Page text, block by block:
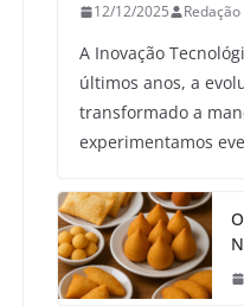
12/12/2025
A Inovação
últimos anos, a
transformado a
experimentamos